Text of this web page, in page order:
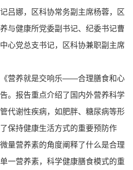
吕娜，区科协常务副主席杨蓉，区
与健康所党委副书记、纪委书记曹
心党总支书记，区科协兼职副主席
营养就是交响乐——合理膳食和心
。报告重点介绍了国内外营养科学
代谢性疾病，如肥胖、糖尿病等形
保持健康生活方式的重要预防作
量营养素的角度阐释了什么是合理
一营养素，科学健康膳食模式的重